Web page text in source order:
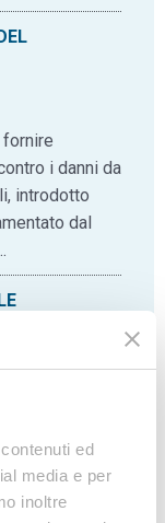
ed
media e per
inoltre
i danni da
introdotto
dal
da calamità
e